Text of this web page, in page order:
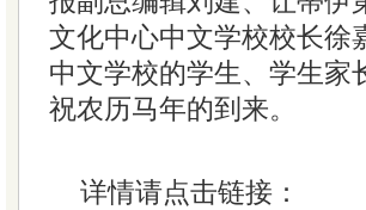
文化中心中文学校校长徐
中文学校的学生、学生家
祝农历马年的到来。
详情请点击链接：